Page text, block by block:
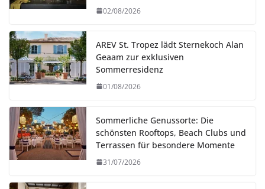
02/08/2026
AREV St. Tropez lädt Sternekoch Alan
Geaam zur exklusiven
Sommerresidenz
01/08/2026
Sommerliche Genussorte: Die
schönsten Rooftops, Beach Clubs und
Terrassen für besondere Momente
31/07/2026